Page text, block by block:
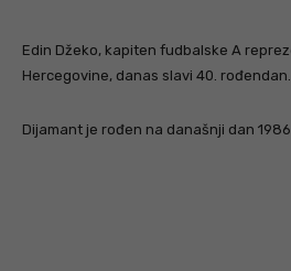
Edin Džeko, kapiten fudbalske A
Hercegovine, danas slavi 40. rođendan.
Dijamant je rođen na današnji dan